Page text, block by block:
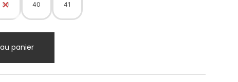
39 40 41
panier